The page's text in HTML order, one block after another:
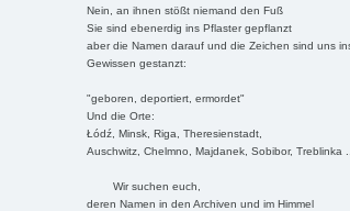
Nein, an ihnen stößt niemand den Fuß
Sie sind ebenerdig ins Pflaster gepflanzt
aber die Namen darauf und die Zeichen sind uns
Gewissen gestanzt:
"geboren, deportiert, ermordet"
Und die Orte:
Łódź, Minsk, Riga, Theresienstadt,
Auschwitz, Chelmno, Majdanek, Sobibor, Treblinka
Wir suchen euch,
deren Namen in den Archiven und im Himmel